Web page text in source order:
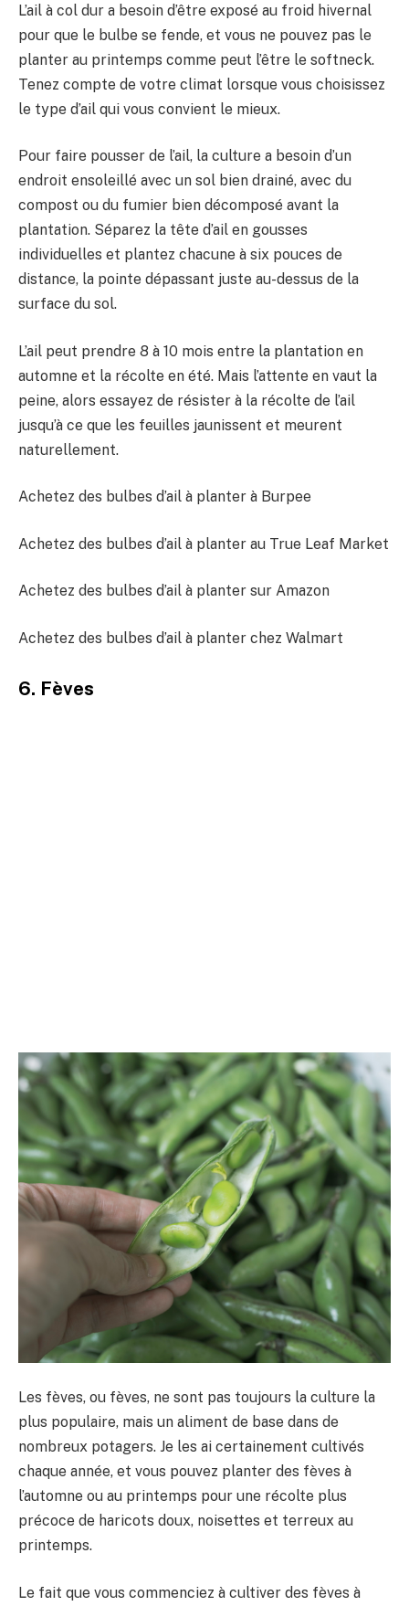
L’ail à col dur a besoin d’être exposé au froid hivernal
pour que le bulbe se fende, et vous ne pouvez pas le
planter au printemps comme peut l’être le softneck.
Tenez compte de votre climat lorsque vous choisissez
le type d’ail qui vous convient le mieux.
Pour faire pousser de l’ail, la culture a besoin d’un
endroit ensoleillé avec un sol bien drainé, avec du
compost ou du fumier bien décomposé avant la
plantation. Séparez la tête d’ail en gousses
individuelles et plantez chacune à six pouces de
distance, la pointe dépassant juste au-dessus de la
surface du sol.
L’ail peut prendre 8 à 10 mois entre la plantation en
automne et la récolte en été. Mais l’attente en vaut la
peine, alors essayez de résister à la récolte de l’ail
jusqu’à ce que les feuilles jaunissent et meurent
naturellement.
Achetez des bulbes d’ail à planter à Burpee
Achetez des bulbes d’ail à planter au True Leaf Market
Achetez des bulbes d’ail à planter sur Amazon
Achetez des bulbes d’ail à planter chez Walmart
6. Fèves
Les fèves, ou fèves, ne sont pas toujours la culture la
plus populaire, mais un aliment de base dans de
nombreux potagers. Je les ai certainement cultivés
chaque année, et vous pouvez planter des fèves à
l’automne ou au printemps pour une récolte plus
précoce de haricots doux, noisettes et terreux au
printemps.
Le fait que vous commenciez à cultiver des fèves à